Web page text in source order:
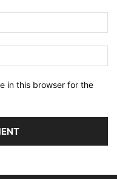
in this browser for the